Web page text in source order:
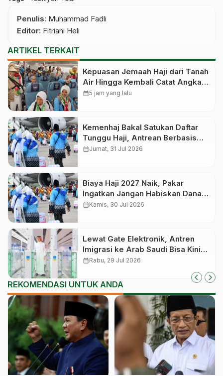
Penulis: Muhammad Fadli
Editor: Fitriani Heli
ARTIKEL TERKAIT
Kepuasan Jemaah Haji dari Tanah
Air Hingga Kembali Catat Angka
83,28 Persen
calendar_month5 jam yang lalu
Kemenhaj Bakal Satukan Daftar
Tunggu Haji, Antrean Berbasis
Nasional dan Bukan Lagi Provinsi
calendar_monthJumat, 31 Jul 2026
Biaya Haji 2027 Naik, Pakar
Ingatkan Jangan Habiskan Dana
Manfaat Jutaan Calon Jemaah
calendar_monthKamis, 30 Jul 2026
Lewat Gate Elektronik, Antren
Imigrasi ke Arab Saudi Bisa Kini
Cepat
calendar_monthRabu, 29 Jul 2026
REKOMENDASI UNTUK ANDA